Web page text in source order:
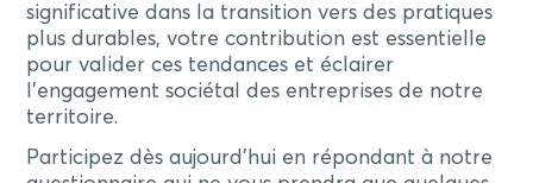
significative dans la transition vers des pratiques
plus durables, votre contribution est essentielle
pour valider ces tendances et éclairer
l’engagement sociétal des entreprises de notre
territoire.
Participez dès aujourd’hui en répondant à notre